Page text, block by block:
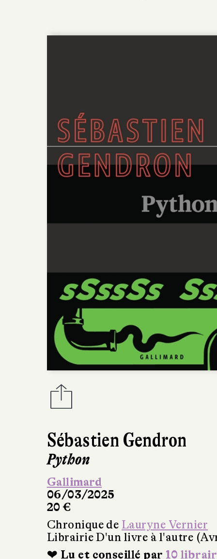
Sébastien Gendron
Python
Gallimard
06/03/2025
20 €
Chronique de Lauryne Vernier
Librairie D'un livre à l'autre
❤ Lu et conseillé par 10